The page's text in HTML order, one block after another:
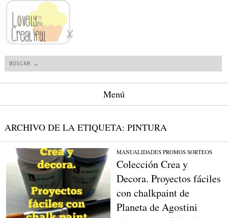
Menú
ARCHIVO DE LA ETIQUETA: PINTURA
MANUALIDADES/PROMOS/SORTEOS
Colección Crea y
Decora. Proyectos fáciles
con chalkpaint de
Planeta de Agostini